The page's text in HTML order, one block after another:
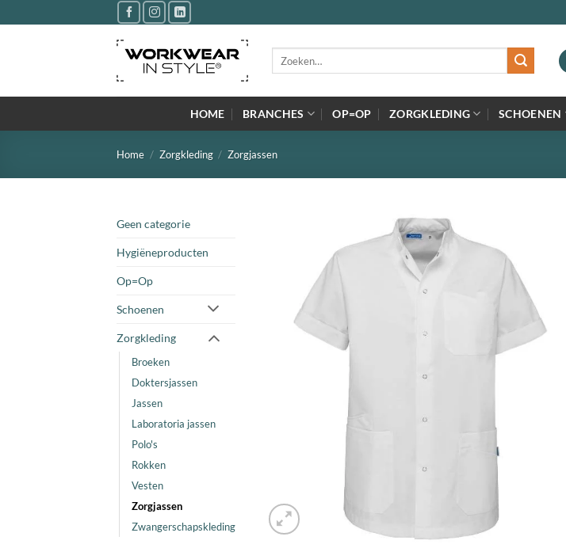
naar
HOME BRANCHES OP=OP ZORGKLEDING SCHOENEN
Home / Zorgkleding / Zorgjassen
Geen categorie
Hygiëneproducten
Op=Op
Schoenen
Zorgkleding
Broeken
Doktersjassen
Jassen
Laboratoria jassen
Polo's
Rokken
Vesten
Zorgjassen
Zwangerschapskleding